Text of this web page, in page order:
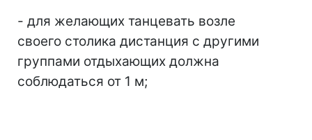
- для желающих танцевать возле
своего столика дистанция с другими
группами отдыхающих должна
соблюдаться от 1 м;